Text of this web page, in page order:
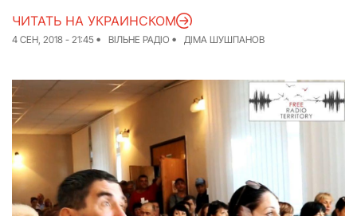
Досье
Репортаж
Блог
Спецпроекты
Архив проектов
Команда
Авторы
Редакционная
политика
4 СЕН, 2018 - 21:45 ВІЛЬНЕ РАДІО ДІМА ШУШПАНОВ
ЧИТАТЬ НА УКРАИНСКОМ